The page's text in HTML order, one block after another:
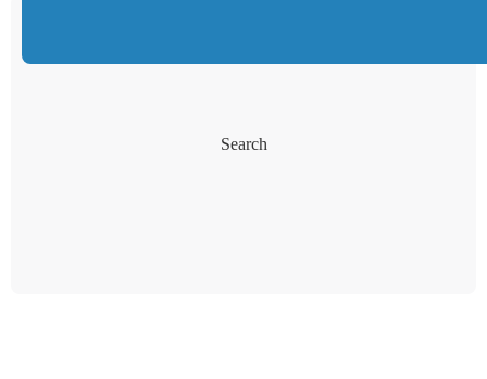
Search